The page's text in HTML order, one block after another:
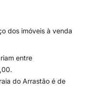
dos imóveis à venda
entre
do Arrastão é de